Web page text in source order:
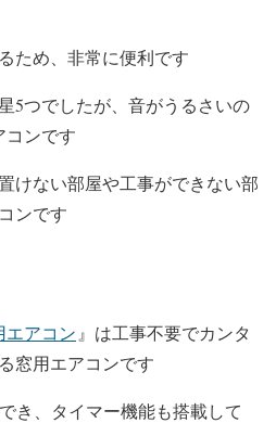
ため、非常に便利です
5つでしたが、音がうるさいの
コンです
けない部屋や工事ができない部
ンです
アコン 』は工事不要でカンタ
窓用エアコンです
き、タイマー機能も搭載して